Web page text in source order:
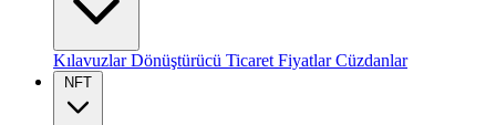
KılavuzlarDönüştürücü Ticaret FiyatlarCüzdanlar
NFT